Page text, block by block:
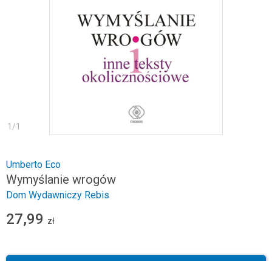
1 /1
Umberto Eco
Wymyślanie wrogów
Dom Wydawniczy Rebis
27,99 zł